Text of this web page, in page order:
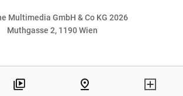
Multimedia GmbH & Co KG 2026
Muthgasse 2, 1190 Wien
pin_drop